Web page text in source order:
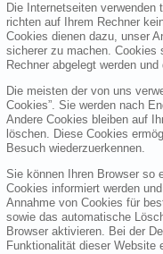
Die Internetseiten
richten auf Ihrem Rechner
Cookies dienen dazu, unser
sicherer zu machen. Cookies
Rechner abgelegt werden
Die meisten der von uns
Cookies”. Sie werden nach
Andere Cookies bleiben auf
löschen. Diese Cookies
Besuch wiederzuerkennen.
Sie können Ihren Browser so
Cookies informiert werden
Annahme von Cookies für
sowie das automatische
Browser aktivieren. Bei der
Funktionalität dieser Website